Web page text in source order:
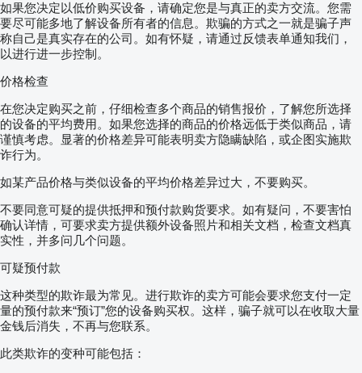
如果您决定以低价购买设备，请确定您是与真正的卖方交流。您需
要尽可能多地了解设备所有者的信息。欺骗的方式之一就是骗子声
称自己是真实存在的公司。如有怀疑，请通过反馈表单通知我们，
以进行进一步控制。
价格检查
在您决定购买之前，仔细检查多个商品的销售报价，了解您所选择
的设备的平均费用。如果您选择的商品的价格远低于类似商品，请
谨慎考虑。显著的价格差异可能表明卖方隐瞒缺陷，或企图实施欺
诈行为。
如某产品价格与类似设备的平均价格差异过大，不要购买。
不要同意可疑的提供抵押和预付款购货要求。如有疑问，不要害怕
确认详情，可要求卖方提供额外设备照片和相关文档，检查文档真
实性，并多问几个问题。
可疑预付款
这种类型的欺诈最为常见。进行欺诈的卖方可能会要求您支付一定
量的预付款来“预订”您的设备购买权。这样，骗子就可以在收取大量
金钱后消失，不再与您联系。
此类欺诈的变种可能包括：